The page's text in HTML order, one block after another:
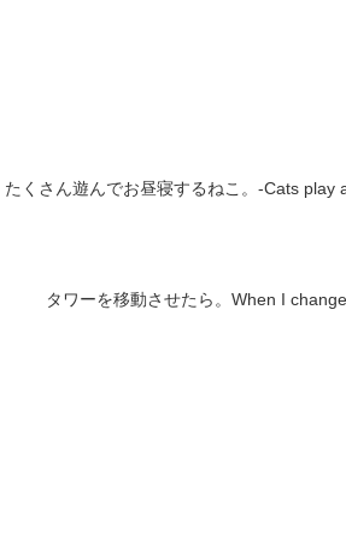
たくさん遊んでお昼寝するねこ。-Cats play
タワーを移動させたら。When I